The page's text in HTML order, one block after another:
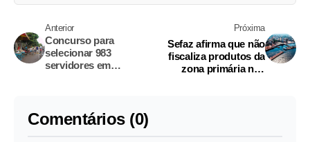
Anterior
Concurso para
selecionar 983
servidores em
Próxima
Sefaz afirma que não
fiscaliza produtos da
zona primária nos
Comentários (0)